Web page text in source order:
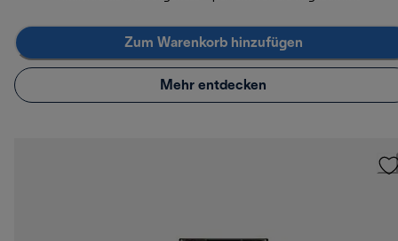
Zum Warenkorb hinzufügen
Mehr entdecken